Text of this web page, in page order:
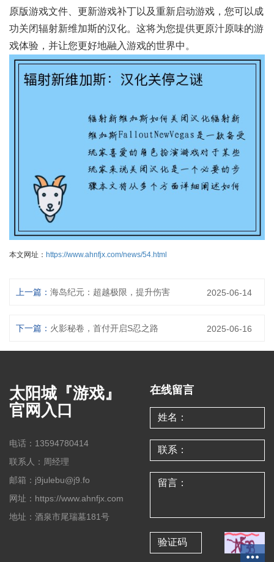
原版游戏文件、更新游戏补丁以及重新启动游戏，您可以成
功关闭辐射新维加斯的汉化。这将为您提供更原汁原味的游
戏体验，并让您更好地融入游戏的世界中。
本文网址： https://www.ahnfjx.com/news/54.html
上一篇： 海岛纪元：超越极限，提升伤害 2025-06-14
下一篇： 火影秘卷，首付开启S忍之路 2025-06-16
太阳城『游戏』
官网入口
电话：13594780414
联系人：周经理
邮箱：j9julebu@j9.fo
网址：https://www.ahnfjx.com
地址：酒泉市尾瑞墓181号
在线留言